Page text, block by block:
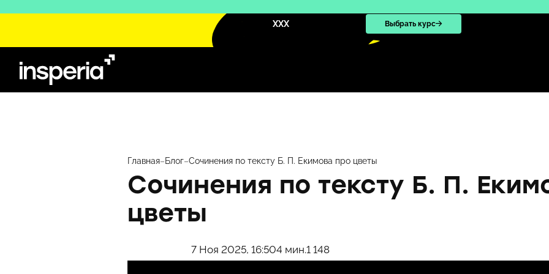
XXX Выбрать курс
Главная–Блог–Сочинения по тексту Б. П. Екимова про цветы
Сочинения по тексту Б. П.
цветы
7 Ноя 2025, 16:504 мин.1 148